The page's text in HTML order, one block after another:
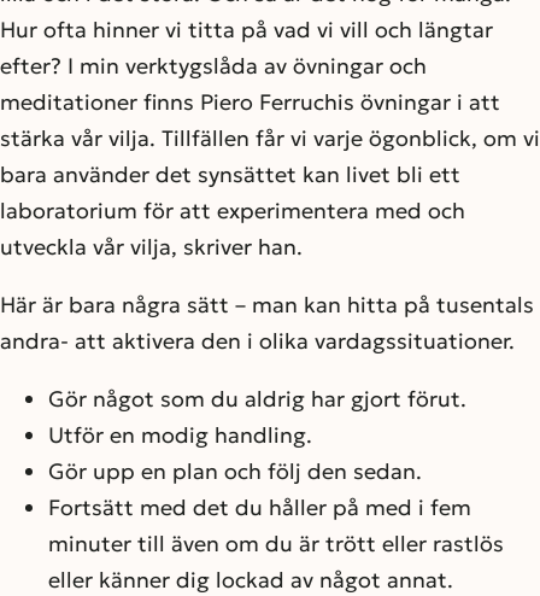
Hur ofta hinner vi titta på vad vi vill och längtar
efter? I min verktygslåda av övningar och
meditationer finns Piero Ferruchis övningar i att
stärka vår vilja. Tillfällen får vi varje ögonblick, om vi
bara använder det synsättet kan livet bli ett
laboratorium för att experimentera med och
utveckla vår vilja, skriver han.
Här är bara några sätt – man kan hitta på tusentals
andra- att aktivera den i olika vardagssituationer.
Gör något som du aldrig har gjort förut.
Utför en modig handling.
Gör upp en plan och följ den sedan.
Fortsätt med det du håller på med i fem
minuter till även om du är trött eller rastlös
eller känner dig lockad av något annat.